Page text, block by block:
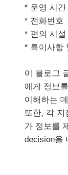
* 운영 시간
* 전화번호
* 편의 시설
* 특이사항
이 블로그
에게 정보
이해하는
또한, 각 지
가 정보를
decision을